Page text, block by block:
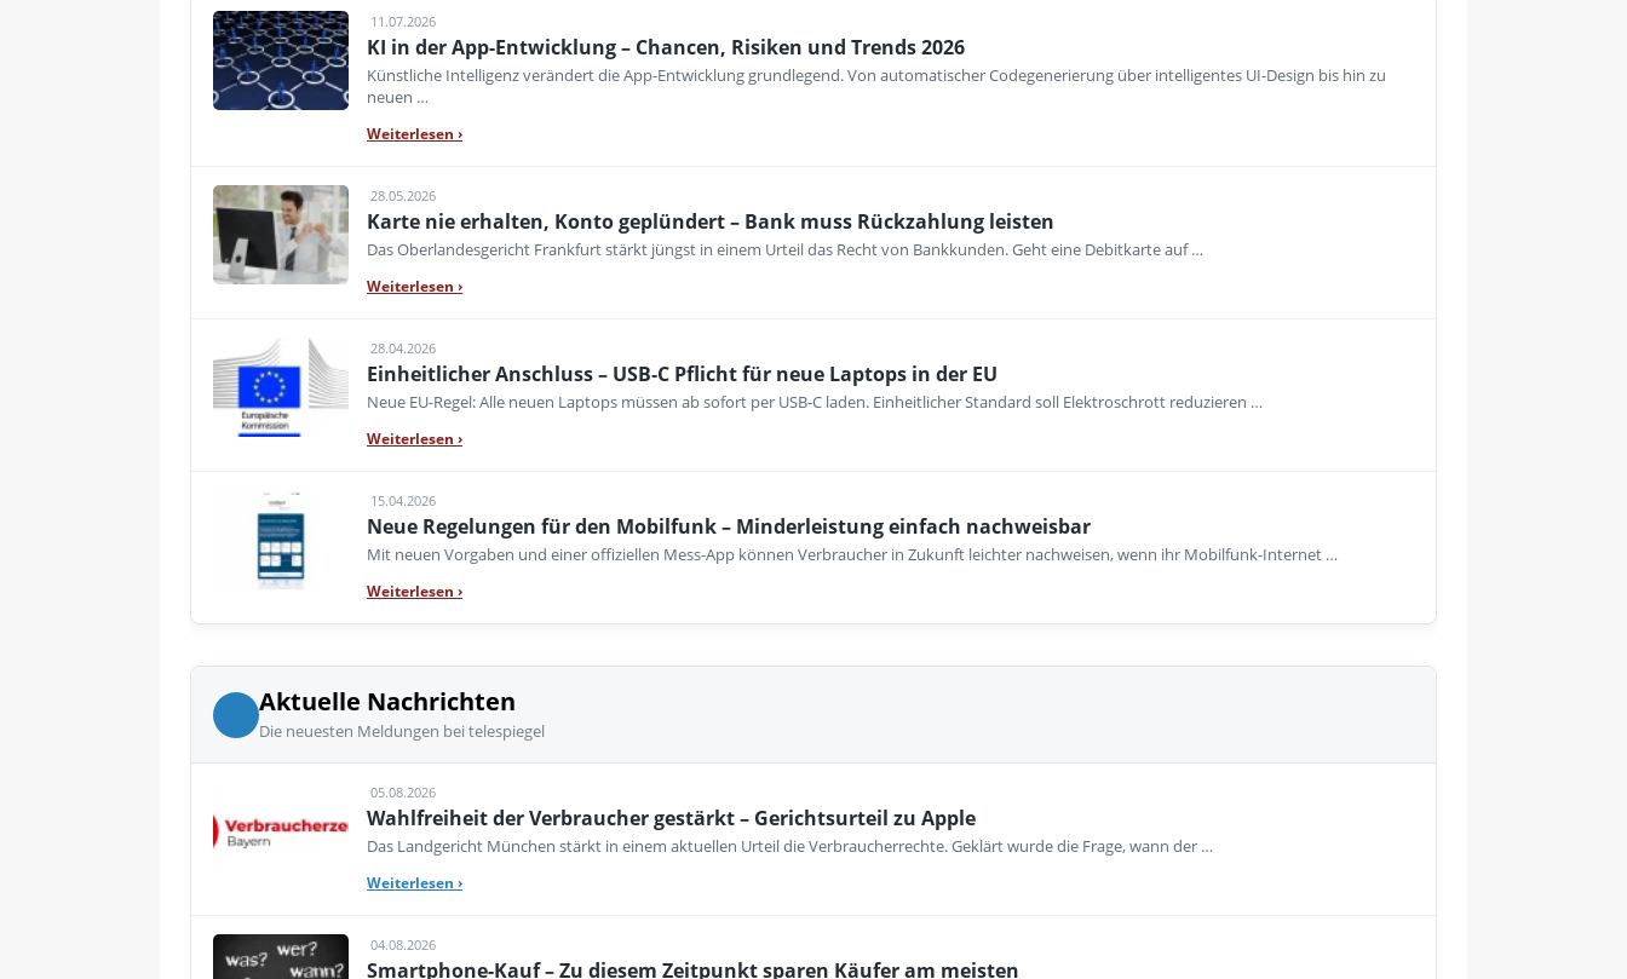
11.07.2026
KI in der App-Entwicklung – Chancen, Risiken und Trends 2026
Künstliche Intelligenz verändert die App-Entwicklung grundlegend. Von automatischer Codegenerierung über intelligentes UI-Design bis hin zu
neuen …
Weiterlesen ›
28.05.2026
Karte nie erhalten, Konto geplündert – Bank muss Rückzahlung leisten
Das Oberlandesgericht Frankfurt stärkt jüngst in einem Urteil das Recht von Bankkunden. Geht eine Debitkarte auf …
Weiterlesen ›
28.04.2026
Einheitlicher Anschluss – USB‑C Pflicht für neue Laptops in der EU
Neue EU-Regel: Alle neuen Laptops müssen ab sofort per USB-C laden. Einheitlicher Standard soll Elektroschrott reduzieren …
Weiterlesen ›
15.04.2026
Neue Regelungen für den Mobilfunk – Minderleistung einfach nachweisbar
Mit neuen Vorgaben und einer offiziellen Mess-App können Verbraucher in Zukunft leichter nachweisen, wenn ihr Mobilfunk-Internet …
Weiterlesen ›
Aktuelle Nachrichten
Die neuesten Meldungen bei telespiegel
05.08.2026
Wahlfreiheit der Verbraucher gestärkt – Gerichtsurteil zu Apple
Das Landgericht München stärkt in einem aktuellen Urteil die Verbraucherrechte. Geklärt wurde die Frage, wann der …
Weiterlesen ›
04.08.2026
Smartphone-Kauf – Zu diesem Zeitpunkt sparen Käufer am meisten